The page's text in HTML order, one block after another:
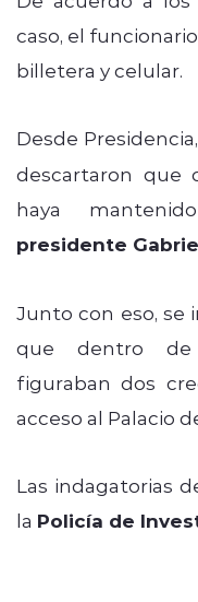
caso, el
billetera y celular.
Desde
descartaron que
haya
presidente
Junto con eso, se
que dentro de
figuraban dos
acceso al Palacio
Las indagatorias
la Policía de